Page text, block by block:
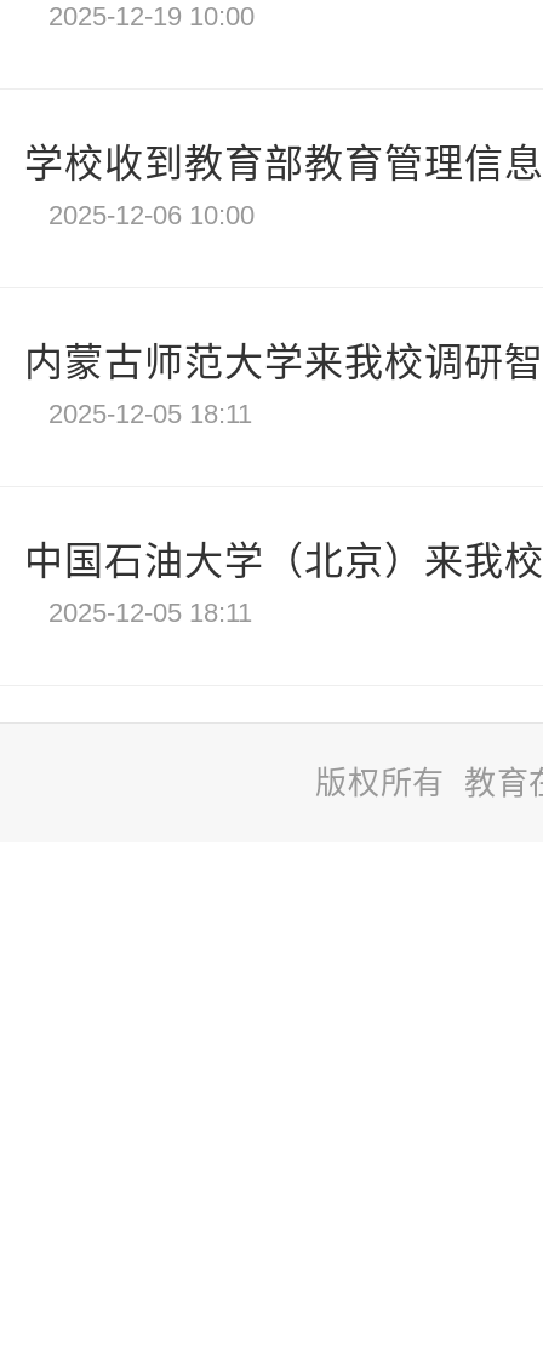
2025-12-19 10:00
学校收到教育部教育管理信
2025-12-06 10:00
内蒙古师范大学来我校调研
2025-12-05 18:11
中国石油大学（北京）来我
2025-12-05 18:11
版权所有 教育